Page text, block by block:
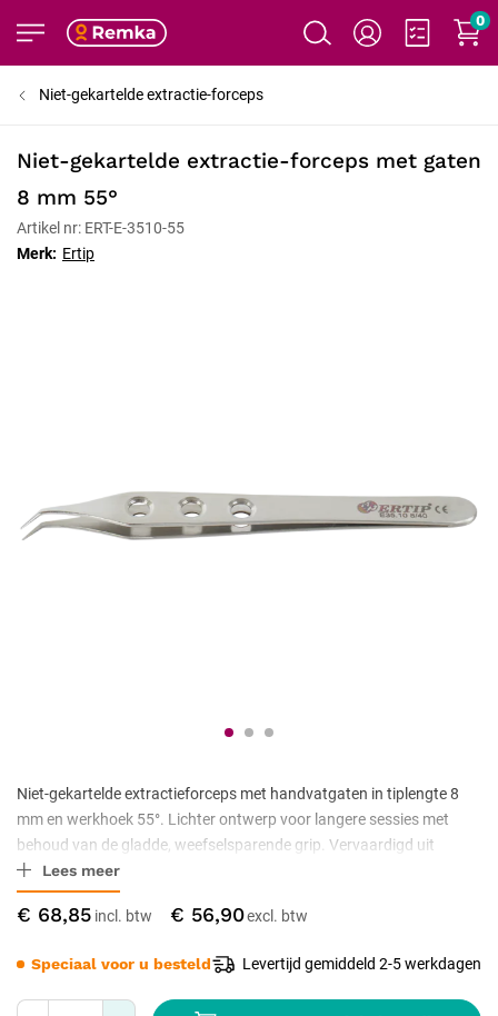
0
Niet-gekartelde extractie-forceps
Niet-gekartelde extractie-forceps met gaten
8 mm 55°
Artikel nr: ERT-E-3510-55
Merk: Ertip
€ 68,85 € 56,90
Speciaal voor u besteld Levertijd gemiddeld 2-5 werkdagen
Niet-gekartelde extractieforceps met handvatgaten in tiplengte 8
mm en werkhoek 55°. Lichter ontwerp voor langere sessies met
behoud van de gladde, weefselsparende grip. Vervaardigd uit
antimagnetisch roestvrij staal met niet-stick tipdesign. Geschikt
voor klinieken die langdurig werken met fijn donorhaar; CE Klasse
IIa gecertificeerd.
Lees meer